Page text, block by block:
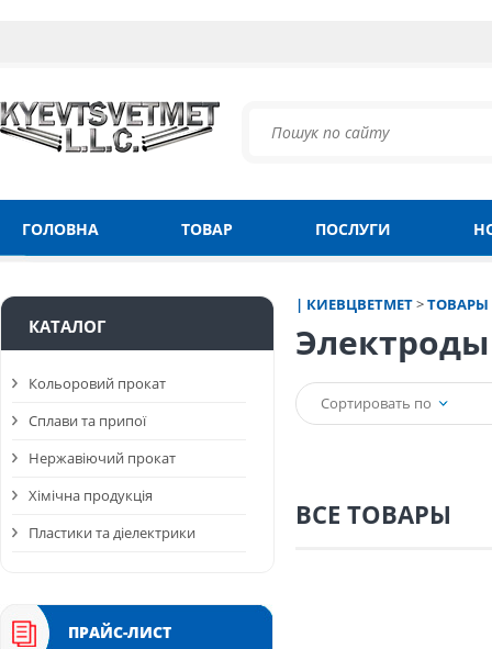
ГОЛОВНА ТОВАР ПОСЛУГИ
| КИЕВЦВЕТМЕТ>ТОВАРЫ
Электроды
Сортировать по
ВСЕ ТОВАРЫ
КАТАЛОГ
Кольоровий прокат
Сплави та припої
Нержавіючий прокат
Хімічна продукція
Пластики та діелектрики
ПРАЙС-ЛИСТ